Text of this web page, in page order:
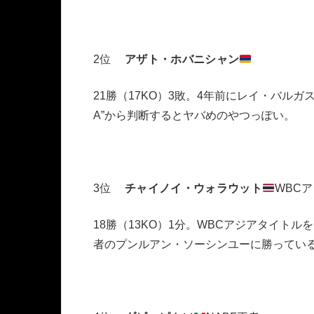
2位 アザト・ホバニシャン
21勝（17KO）3敗。4年前にレイ・バルガ
A”から判断するとヤバめのやつっぽい。
3位 チャイノイ・ウォラウット WBC
18勝（13KO）1分。WBCアジアタイトル
者のプンルアン・ソーシンユーに勝ってい